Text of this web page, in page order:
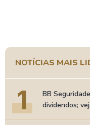
NOTÍCIAS MAIS
1
BB
dividendos;